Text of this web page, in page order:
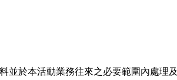
並於本活動業務往來之必要範圍內處理及